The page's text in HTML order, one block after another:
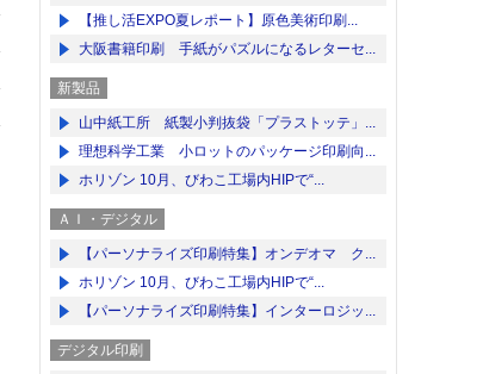
【推し活EXPO夏レポート】原色美術印刷...
大阪書籍印刷 手紙がパズルになるレターセ...
新製品
山中紙工所 紙製小判抜袋「プラストッテ」...
理想科学工業 小ロットのパッケージ印刷向...
ホリゾン 10月、びわこ工場内HIPで“...
ＡＩ・デジタル
【パーソナライズ印刷特集】オンデオマ ク...
ホリゾン 10月、びわこ工場内HIPで“...
【パーソナライズ印刷特集】インターロジッ...
デジタル印刷